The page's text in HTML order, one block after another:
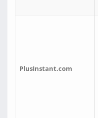
PlusInstant.com